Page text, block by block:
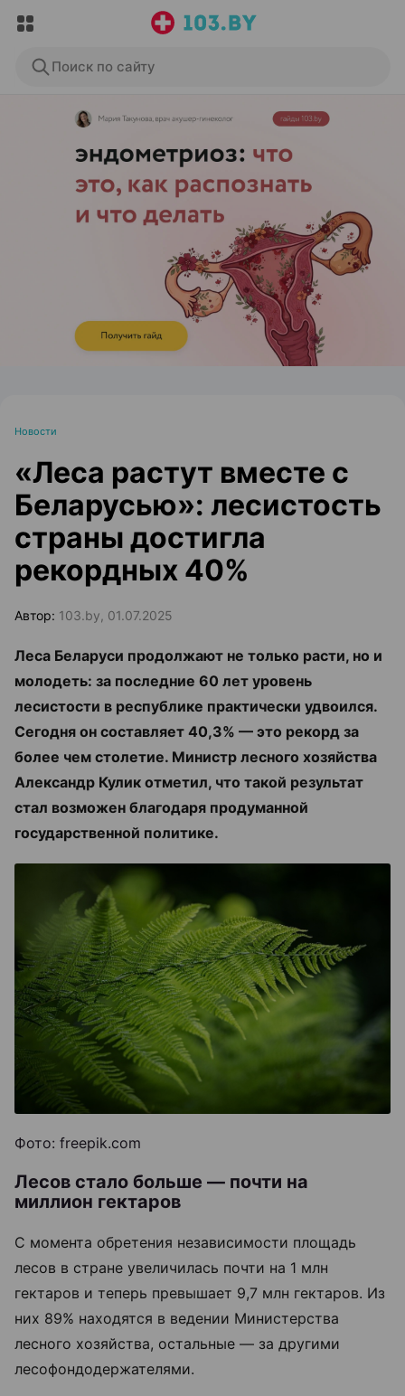
Поиск по сайту
ЭФФЕКТИВНАЯ РЕКЛАМА НА САЙТЕ
Новости
«Леса растут вместе с
Беларусью»: лесистость
страны достигла
рекордных 40%
Автор: 103.by, 01.07.2025
Леса Беларуси продолжают не только расти, но и
молодеть: за последние 60 лет уровень
лесистости в республике практически удвоился.
Сегодня он составляет 40,3% — это рекорд за
более чем столетие. Министр лесного хозяйства
Александр Кулик отметил, что такой результат
стал возможен благодаря продуманной
государственной политике.
Фото: freepik.com
Лесов стало больше — почти на
миллион гектаров
С момента обретения независимости площадь
лесов в стране увеличилась почти на 1 млн
гектаров и теперь превышает 9,7 млн гектаров. Из
них 89% находятся в ведении Министерства
лесного хозяйства, остальные — за другими
лесофондодержателями.